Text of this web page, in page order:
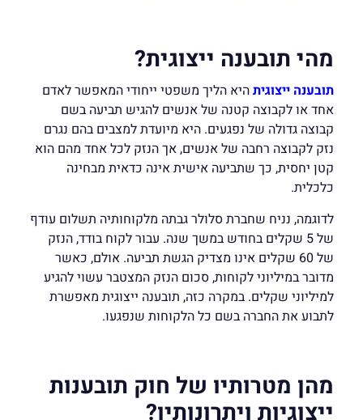
מהי תובענה ייצוגית?
תובענה ייצוגיתהיא הליך משפטי ייחודי המאפשר לאדם
אחד או לקבוצה קטנה של אנשים להגיש תביעה בשם
קבוצה גדולה של נפגעים. היא מיועדת למצבים בהם נגרם
נזק לקבוצה רחבה של אנשים, אך הנזק לכל אחד מהם הוא
קטן יחסית, כך שתביעה אישית אינה כדאית מבחינה
כלכלית.
לדוגמה, נניח שחברת סלולר גבתה מלקוחותיה תשלום עודף
של 5 שקלים בחודש במשך שנה. עבור לקוח בודד, הנזק
של 60 שקלים אינו מצדיק הגשת תביעה. אולם, כאשר
מדובר במיליוני לקוחות, סכום הנזק המצטבר עשוי להגיע
למיליוני שקלים. במקרה כזה, תובענה ייצוגית מאפשרת
לתבוע את החברה בשם כל הלקוחות שנפגעו.
מהן מטרותיו של חוק תובענות
ייצוגיות ויתרונותיו?